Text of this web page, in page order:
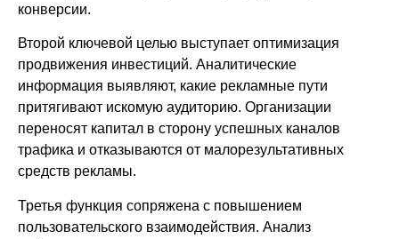
конверсии.
Второй ключевой целью выступает оптимизация
продвижения инвестиций. Аналитические
информация выявляют, какие рекламные пути
притягивают искомую аудиторию. Организации
переносят капитал в сторону успешных каналов
трафика и отказываются от малорезультативных
средств рекламы.
Третья функция сопряжена с повышением
пользовательского взаимодействия. Анализ